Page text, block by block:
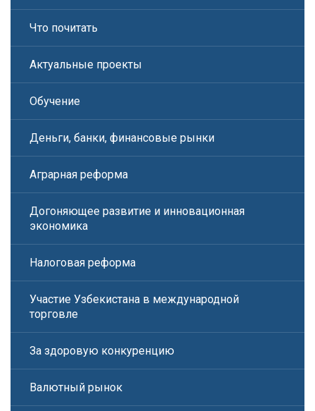
Что почитать
Актуальные проекты
Обучение
Деньги, банки, финансовые рынки
Аграрная реформа
Догоняющее развитие и инновационная
экономика
Налоговая реформа
Участие Узбекистана в международной
торговле
За здоровую конкуренцию
Валютный рынок